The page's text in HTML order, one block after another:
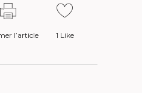
l’article 1 Like